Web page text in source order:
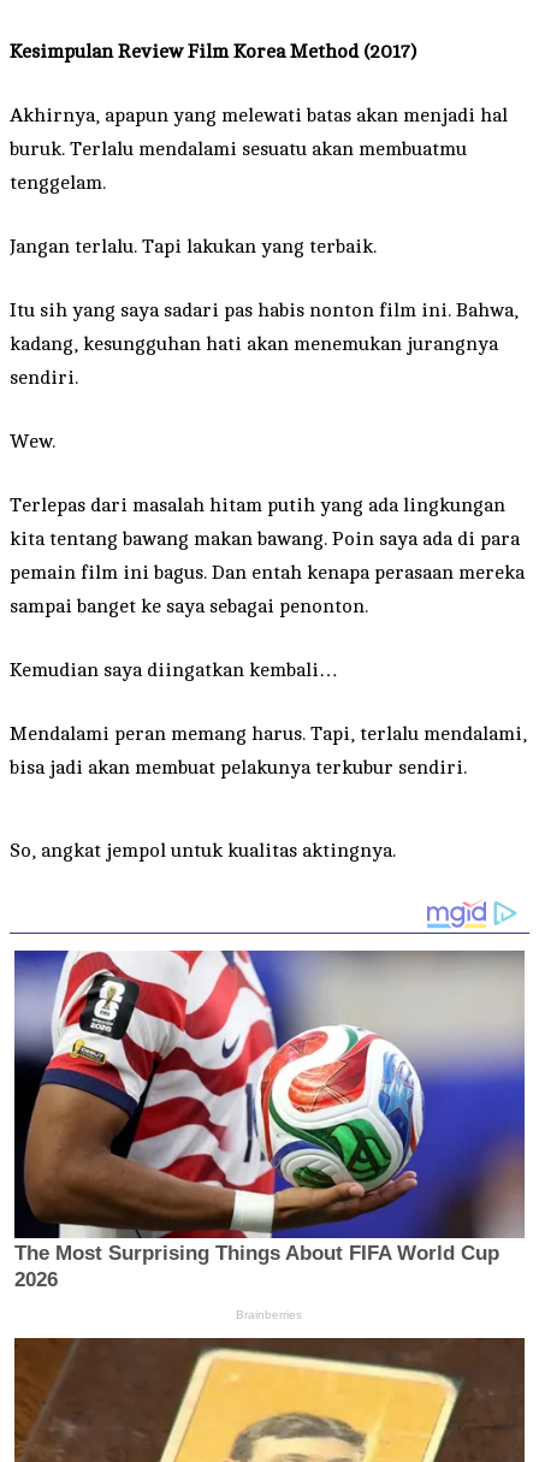
Kesimpulan Review Film Korea Method (2017)
Akhirnya, apapun yang melewati batas akan menjadi hal
buruk. Terlalu mendalami sesuatu akan membuatmu
tenggelam.
Jangan terlalu. Tapi lakukan yang terbaik.
Itu sih yang saya sadari pas habis nonton film ini. Bahwa,
kadang, kesungguhan hati akan menemukan jurangnya
sendiri.
Wew.
Terlepas dari masalah hitam putih yang ada lingkungan
kita tentang bawang makan bawang. Poin saya ada di para
pemain film ini bagus. Dan entah kenapa perasaan mereka
sampai banget ke saya sebagai penonton.
Kemudian saya diingatkan kembali…
Mendalami peran memang harus. Tapi, terlalu mendalami,
bisa jadi akan membuat pelakunya terkubur sendiri.
So, angkat jempol untuk kualitas aktingnya.